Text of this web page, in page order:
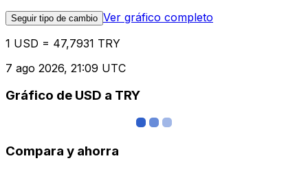
Seguir tipo de cambio Ver gráfico completo
1 USD = 47,7931 TRY
7 ago 2026, 21:09 UTC
Gráfico de USD a TRY
Compara y ahorra